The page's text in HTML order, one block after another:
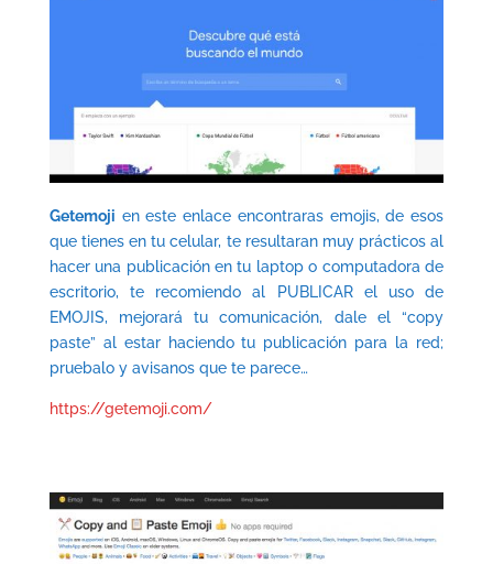
Getemoji en este enlace encontraras emojis, de esos
que tienes en tu celular, te resultaran muy prácticos al
hacer una publicación en tu laptop o computadora de
escritorio, te recomiendo al PUBLICAR el uso de
EMOJIS, mejorará tu comunicación, dale el “copy
paste” al estar haciendo tu publicación para la red;
pruebalo y avisanos que te parece…
https://getemoji.com/